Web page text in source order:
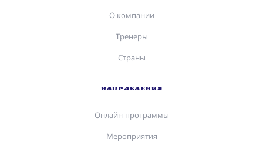
О компании
Тренеры
Страны
НАПРАВЛЕНИЯ
Онлайн-программы
Мероприятия